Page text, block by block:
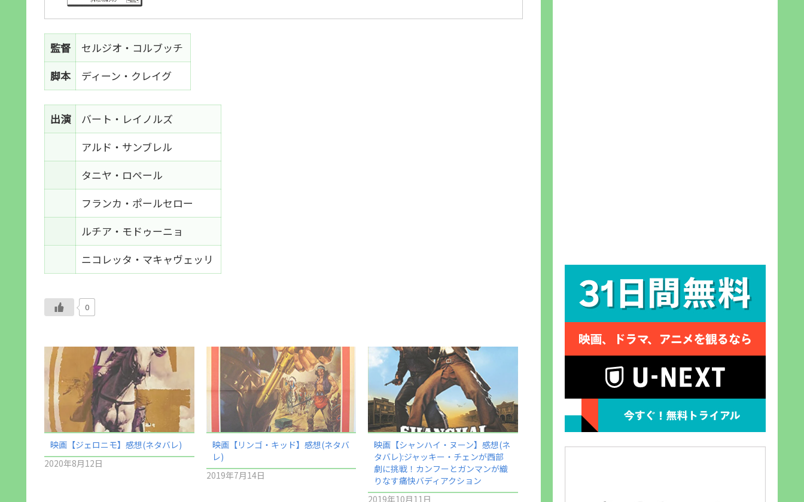
監督
セルジオ・コルブッチ
脚本
ディーン・クレイグ
出演
バート・レイノルズ
アルド・サンブレル
タニヤ・ロペール
フランカ・ポールセロー
ルチア・モドゥーニョ
ニコレッタ・マキャヴェッリ
0
映画【ジェロニモ】感想(ネタバレ)
2020年8月12日
映画【リンゴ・キッド】感想(ネタバ
レ)
2019年7月14日
映画【シャンハイ・ヌーン】感想(ネ
タバレ):ジャッキー・チェンが西部
劇に挑戦！カンフーとガンマンが織
りなす痛快バディアクション
2019年10月11日